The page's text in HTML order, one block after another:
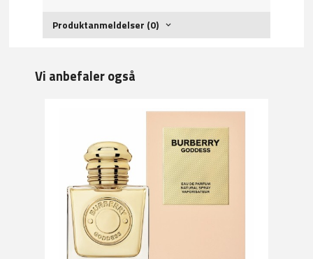
Produktanmeldelser (0)
Vi anbefaler også